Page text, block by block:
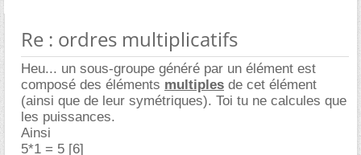
Re : ordres multiplicatifs
Heu... un sous-groupe généré par un élément est
composé des éléments multiples de cet élément
(ainsi que de leur symétriques). Toi tu ne calcules que
les puissances.
Ainsi
5*1 = 5 [6]